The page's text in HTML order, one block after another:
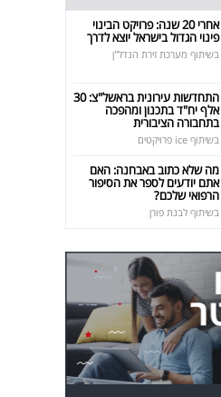
אחרי 20 שנה: פרויקט הבינוי
פינוי הגדול בישראל יוצא לדרך
בשיתוף מערכת זירת הנדל"ן
התחדשות עירונית בראשל"צ: 30
אלף יח"ד בתכנון ומהפכה
בתחבורה הציבורית
בשיתוף ice פרויקטים
מה שלא כתוב באבחנה: האם
אתם יודעים לספר את הסיפור
הרפואי שלכם?
בשיתוף לבנת פורן